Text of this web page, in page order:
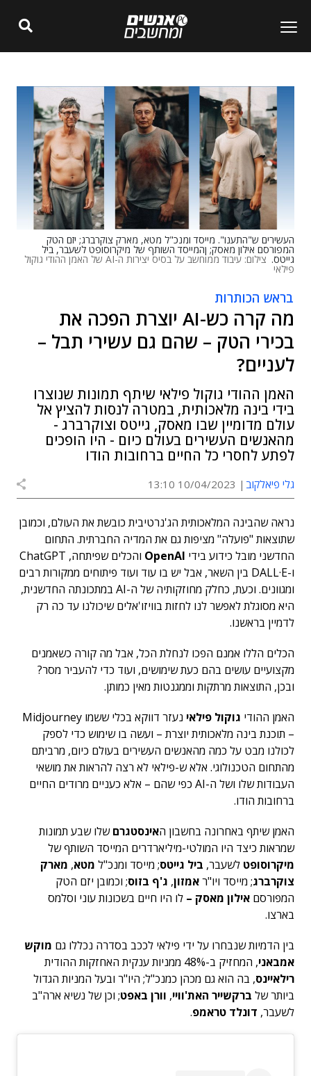
העשירים ש"התענו". מייסד ומנכ"ל מטא, מארק צוקרברג; יזם הטק
המפורסם אילון מאסק; ןהמייסד השותף של מיקרוסופט לשעבר, ביל
גייטס. צילום: עיבוד ממוחשב על בסיס יצירות ה-AI של האמן ההודי גוקול
פילאי
בראש הכותרות
מה קרה כש-AI יוצרת הפכה את
בכירי הטק – שהם גם עשירי תבל –
לעניים?
האמן ההודי גוקול פילאי שיתף תמונות שנוצרו
בידי בינה מלאכותית, במטרה לנסות להציץ אל
עולם מדומיין שבו מאסק, גייטס וצוקרברג -
מהאנשים העשירים בעולם כיום - היו הופכים
לפתע לחסרי כל החיים ברחובות הודו
גלי פיאלקוב 10/04/2023 13:10
נראה שהבינה המלאכותית הג'נרטיבית כובשת את העולם, וכמובן
שתוצאות "פועלה" מציפות גם את המדיה החברתית. התחום
החדשני מובל כידוע בידי OpenAI
והכלים שפיתחה, ChatGPT
ו-DALL·E בין השאר, אבל יש בו עוד ועוד פיתוחים ממקורות רבים
ומגוונים. וכעת,
כחלק מחוזקותיה של ה-AI במתכונתה החדשנית,
היא מסוגלת לאפשר לנו לחזות בוויזו'אלים שיכולנו עד כה רק
לדמיין בראשנו.
הכלים הללו אמנם הפכו לנחלת הכל, אבל מה קורה כשאמנים
מקצועיים עושים בהם כעת שימושים, ועוד כדי להעביר מסר?
ובכן, התוצאות מרתקות וממגנטות מאין כמותן.
האמן ההודי גוקול פילאי נעזר דווקא בכלי ששמו Midjourney
– תוכנת בינה מלאכותית יוצרת – ועשה בו שימוש כדי לספק
לכולנו מבט על כמה מהאנשים העשירים בעולם כיום, מרביתם
מהתחום הטכנולוגי. אלא ש-פילאי לא רצה להראות את מושאי
העבודות שלו ושל ה-AI כפי שהם – אלא כעניים מרודים החיים
ברחובות הודו.
האמן שיתף באחרונה בחשבון האינסטגרםשלו שבע תמונות
שמראות כיצד היו המולטי-מיליארדרים המייסד השותף של
מיקרוסופט לשעבר, ביל גייטס; מייסד ומנכ"ל מטא, מארק
צוקרברג; מייסד ויו"ראמזון, ג'ף בזוס; וכמובן יזם הטק
המפורסם אילון מאסק – לו היו חיים בשכונות עוני וסלמס
בארצו.
בין הדמיות שנבחרו על ידי פילאי לככב בסדרה נכללו גם מוקש
אמבאני, המחזיק ב-48% ממניות ענקית האחזקות ההודית
רילאיינס, בה הוא גם מכהן כמנכ"ל; היו"ר ובעל המניות הגדול
ביותר של ברקשייר האת'וויי, וורן באפט; וכן של נשיא ארה"ב
לשעבר, דונלד טראמפ.